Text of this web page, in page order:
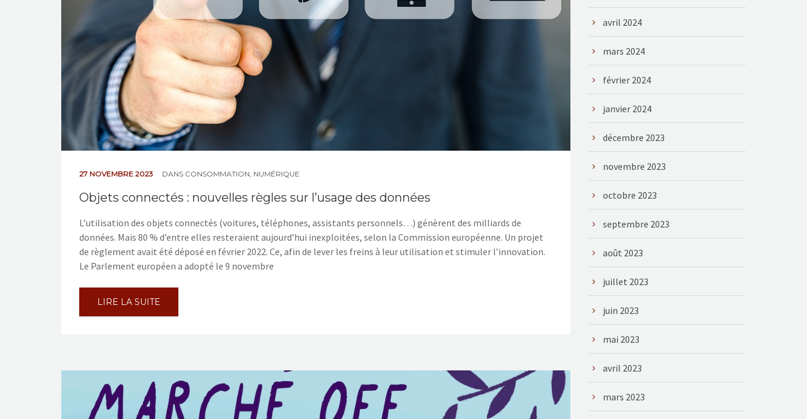
27 NOVEMBRE 2023 DANS CONSOMMATION, NUMÉRIQUE
Objets connectés : nouvelles règles sur l’usage des données
L’utilisation des objets connectés (voitures, téléphones, assistants personnels…) génèrent des milliards de
données. Mais 80 % d’entre elles resteraient aujourd’hui inexploitées, selon la Commission européenne. Un projet
de règlement avait été déposé en février 2022. Ce, afin de lever les freins à leur utilisation et stimuler l’innovation.
Le Parlement européen a adopté le 9 novembre
LIRE LA SUITE
avril 2024
mars 2024
février 2024
janvier 2024
décembre 2023
novembre 2023
octobre 2023
septembre 2023
août 2023
juillet 2023
juin 2023
mai 2023
avril 2023
mars 2023